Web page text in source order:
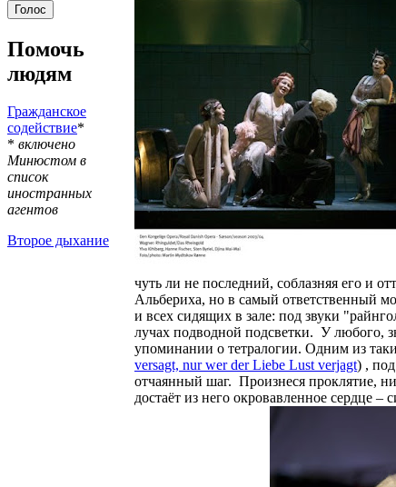
Помочь
людям
Гражданское
содействие*
* включено
Минюстом в
список
иностранных
агентов
Второе дыхание
чуть ли не последний, соблазняя его и
Альбериха, но в самый ответственный
и всех сидящих в зале: под звуки
лучах подводной подсветки. У любого,
упоминании о тетралогии. Одним из
versagt, nur wer der Liebe Lust verjagt) ,
отчаянный шаг. Произнеся проклятие,
достаёт из него окровавленное сердце